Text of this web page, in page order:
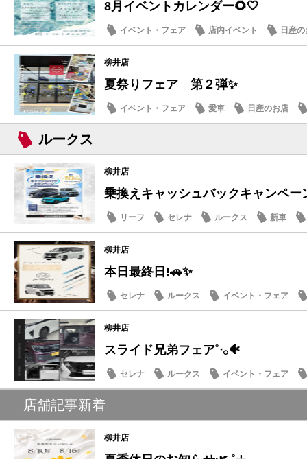
8月イベントカレンダー🌻🤍
イベント・フェア 店内イベント 日産
柳井店
夏祭りフェア 第２弾✨
イベント・フェア 愛車 日産のお店
ルークス
柳井店
乗換えキャッシュバックキャンペー
リーフ セレナ ルークス 新車
柳井店
本日最終日!🚗✨
セレナ ルークス
イベント・フェア
記念品・プレゼント
柳井店
スライド兄弟フェア˚ᐧ𓂂🐠
セレナ ルークス
イベント・フェア
記念品・プレゼント
店舗記事新着
柳井店